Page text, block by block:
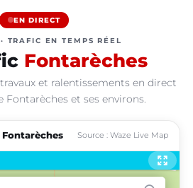
EN DIRECT
TRAFIC EN TEMPS RÉEL
Fontarèches
et ralentissements en direct
Fontarèches et ses environs.
Source : Waze Live Map